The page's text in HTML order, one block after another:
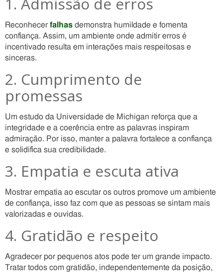
Reconhecer falhas demonstra humildade e fomenta
confiança. Assim, um ambiente onde admitir erros é
incentivado resulta em interações mais respeitosas e
sinceras.
2. Cumprimento de
promessas
Um estudo da Universidade de Michigan reforça que a
integridade e a coerência entre as palavras inspiram
admiração. Por isso, manter a palavra fortalece a confiança
e solidifica sua credibilidade.
3. Empatia e escuta ativa
Mostrar empatia ao escutar os outros promove um ambiente
de confiança, isso faz com que as pessoas se sintam mais
valorizadas e ouvidas.
4. Gratidão e respeito
Agradecer por pequenos atos pode ter um grande impacto.
Tratar todos com gratidão, independentemente da posição,